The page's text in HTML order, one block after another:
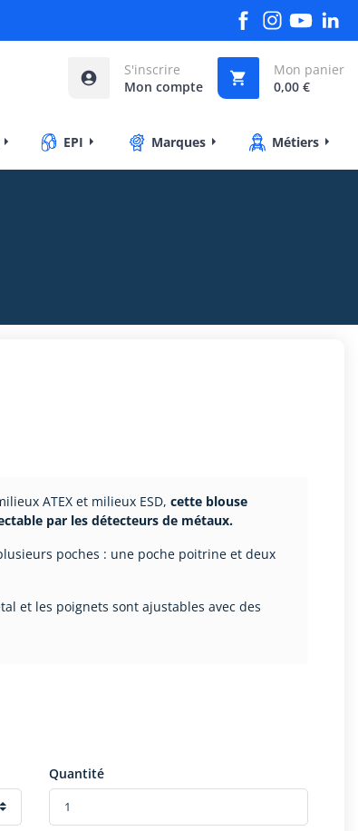

S'inscrire
Mon compte

Mon panier
0,00 €
EPI Marques Métiers
ATEX et milieux ESD, cette blouse
par les détecteurs de métaux.
poches : une poche poitrine et deux
et les poignets sont ajustables avec des
Quantité